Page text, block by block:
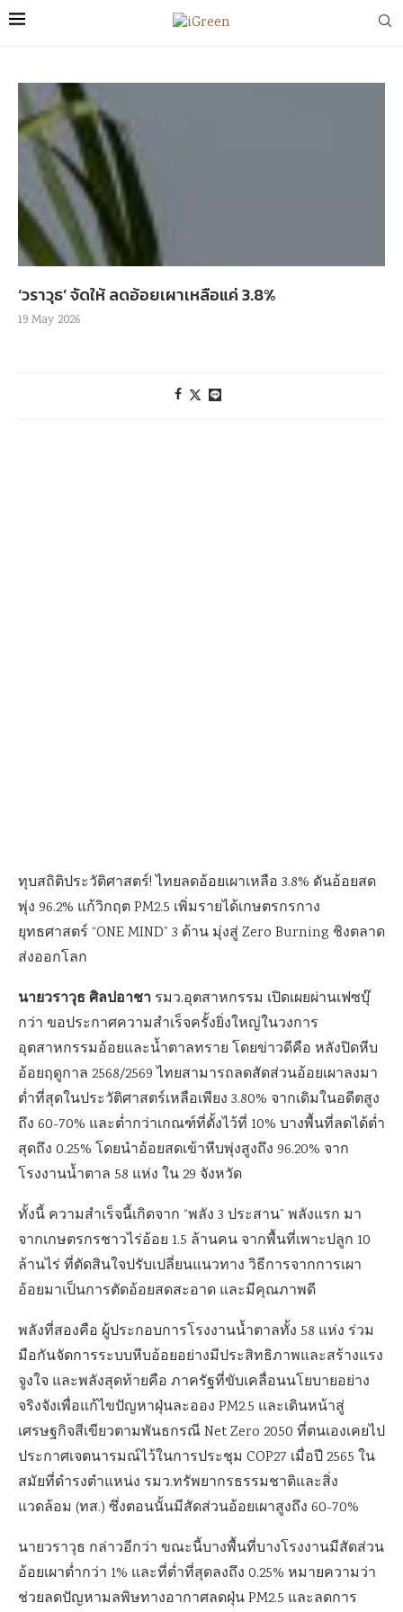
‘วราวุธ’ จัดให้ ลดอ้อยเผาเหลือแค่ 3.8%
19 May 2026
ทุบสถิติประวัติศาสตร์! ไทยลดอ้อยเผาเหลือ 3.8% ดันอ้อยสด
พุ่ง 96.2% แก้วิกฤต PM2.5 เพิ่มรายได้เกษตรกรกาง
ยุทธศาสตร์ “ONE MIND” 3 ด้าน มุ่งสู่ Zero Burning ชิงตลาด
ส่งออกโลก
นายวราวุธ ศิลปอาชา รมว.อุตสาหกรรม เปิดเผยผ่านเฟซบุ๊
กว่า ขอประกาศความสำเร็จครั้งยิ่งใหญ่ในวงการ
อุตสาหกรรมอ้อยและน้ำตาลทราย โดยข่าวดีคือ หลังปิดหีบ
อ้อยฤดูกาล 2568/2569 ไทยสามารถลดสัดส่วนอ้อยเผาลงมา
ต่ำที่สุดในประวัติศาสตร์เหลือเพียง 3.80% จากเดิมในอดีตสูง
ถึง 60-70% และต่ำกว่าเกณฑ์ที่ตั้งไว้ที่ 10% บางพื้นที่ลดได้ต่ำ
สุดถึง 0.25% โดยนำอ้อยสดเข้าหีบพุ่งสูงถึง 96.20% จาก
โรงงานน้ำตาล 58 แห่ง ใน 29 จังหวัด
ทั้งนี้ ความสำเร็จนี้เกิดจาก “พลัง 3 ประสาน” พลังแรก มา
จากเกษตรกรชาวไร่อ้อย 1.5 ล้านคน จากพื้นที่เพาะปลูก 10
ล้านไร่ ที่ตัดสินใจปรับเปลี่ยนแนวทาง วิธีการจากการเผา
อ้อยมาเป็นการตัดอ้อยสดสะอาด และมีคุณภาพดี
พลังที่สองคือ ผู้ประกอบการโรงงานน้ำตาลทั้ง 58 แห่ง ร่วม
มือกันจัดการระบบหีบอ้อยอย่างมีประสิทธิภาพและสร้างแรง
จูงใจ และพลังสุดท้ายคือ ภาครัฐที่ขับเคลื่อนนโยบายอย่าง
จริงจังเพื่อแก้ไขปัญหาฝุ่นละออง PM2.5 และเดินหน้าสู่
เศรษฐกิจสีเขียวตามพันธกรณี Net Zero 2050 ที่ตนเองเคยไป
ประกาศเจตนารมณ์ไว้ในการประชุม COP27 เมื่อปี 2565 ใน
สมัยที่ดำรงตำแหน่ง รมว.ทรัพยากรธรรมชาติและสิ่ง
แวดล้อม (ทส.) ซึ่งตอนนั้นมีสัดส่วนอ้อยเผาสูงถึง 60-70%
นายวราวุธ กล่าวอีกว่า ขณะนี้บางพื้นที่บางโรงงานมีสัดส่วน
อ้อยเผาต่ำกว่า 1% และที่ต่ำที่สุดลงถึง 0.25% หมายความว่า
ช่วยลดปัญหามลพิษทางอากาศลดฝุ่น PM2.5 และลดการ